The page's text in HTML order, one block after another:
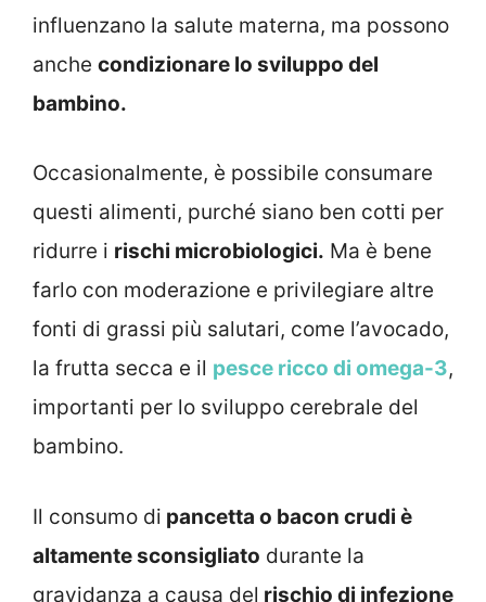
influenzano la salute materna, ma possono
anche condizionare lo sviluppo del
bambino.
Occasionalmente, è possibile consumare
questi alimenti, purché siano ben cotti per
ridurre i rischi microbiologici. Ma è bene
farlo con moderazione e privilegiare altre
fonti di grassi più salutari, come l’avocado,
la frutta secca e il pesce ricco di omega-3,
importanti per lo sviluppo cerebrale del
bambino.
Il consumo di pancetta o bacon crudi è
altamente sconsigliato durante la
gravidanza a causa del rischio di infezione